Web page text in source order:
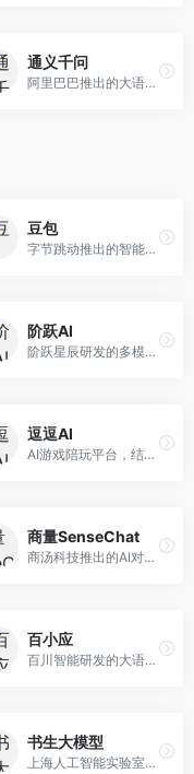
通义千问
阿里巴巴推出的大语言模型平台，提供对话问答、文档处理、图像理解、代码编写等全方位AI服务。面向企业用户和个人开发者，集成阿里云生态，支持多模态交互，企业级安全保障。
豆包
字节跳动推出的智能对话助手平台，提供文本创作、知识问答、英语学习等多种AI服务。面向普通用户和内容创作者，支持多轮对话和文件解析，免费使用，响应速度快，中文理解能力强。
阶跃AI
阶跃星辰研发的多模态大模型平台，支持文本、图像、视频的综合理解与生成。面向创作者和企业客户，提供内容创作、智能分析等服务，多模态能力突出。
逗逗AI
AI游戏陪玩平台，结合游戏理解和自然语言交互技术。面向游戏玩家，提供游戏攻略、陪玩互动、社交聊天等服务，游戏知识丰富，互动体验有趣。
商量SenseChat
商汤科技推出的AI对话平台，结合计算机视觉和自然语言处理技术。面向企业用户和开发者，支持多模态交互，视觉理解能力强，适合智能客服和内容创作场景。
百小应
百川智能研发的大语言模型助手，专注于中文理解和生成。面向中文用户，提供知识问答、文本创作、代码辅助等服务，模型参数规模大，中文表达流畅自然。
书生大模型
上海人工智能实验室研发的开源大模型系列，支持多尺度和多模态。面向研究机构和开发者，开源生态完善，学术研究背景深厚，适合科研和定制开发。